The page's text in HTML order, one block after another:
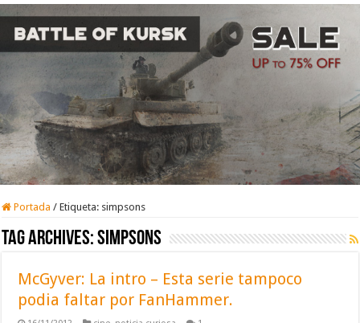
Portada / Etiqueta: simpsons
Tag Archives:simpsons
McGyver: La intro – Esta serie tampoco
podia faltar por FanHammer.